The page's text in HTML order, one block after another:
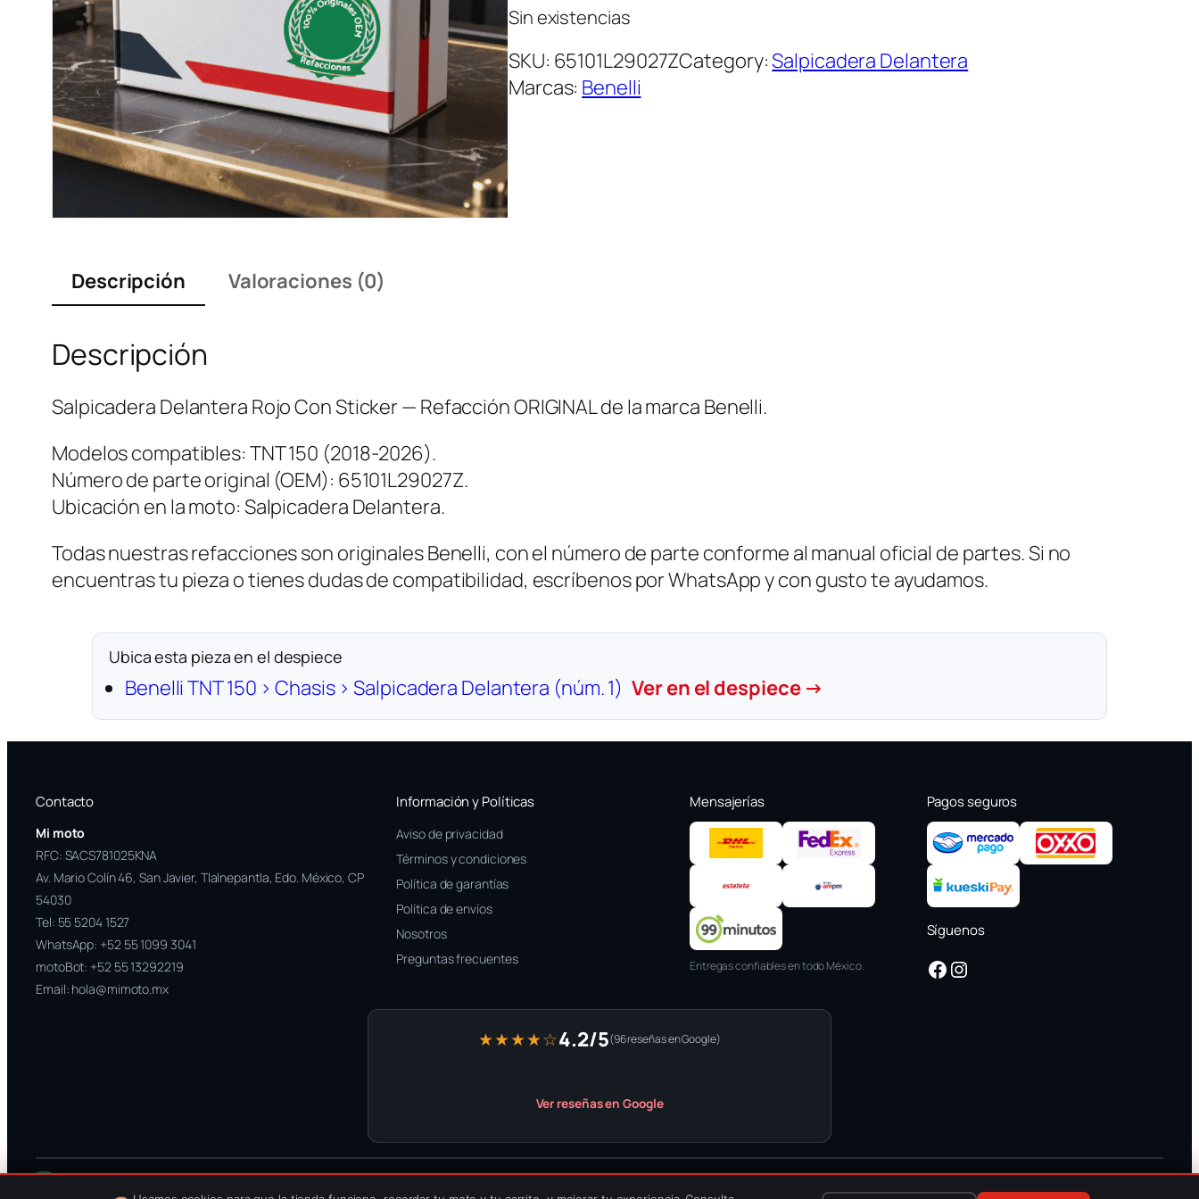
Sin existencias
SKU: 65101L29027ZCategory:Salpicadera Delantera
Marcas: Benelli
Descripción Valoraciones (0)
Descripción
Salpicadera Delantera Rojo Con Sticker — Refacción ORIGINAL de la marca Benelli.
Modelos compatibles: TNT 150 (2018-2026).
Número de parte original (OEM): 65101L29027Z.
Ubicación en la moto: Salpicadera Delantera.
Todas nuestras refacciones son originales Benelli, con el número de parte conforme al manual oficial de partes. Si no
encuentras tu pieza o tienes dudas de compatibilidad, escríbenos por WhatsApp y con gusto te ayudamos.
Ubica esta pieza en el despiece
Benelli TNT 150 › Chasis › Salpicadera Delantera (núm. 1) Ver en el despiece →
Contacto
Mi moto
RFC: SACS781025KNA
Av. Mario Colín 46, San Javier, Tlalnepantla, Edo. México, CP
54030
Tel: 55 5204 1527
WhatsApp: +52 55 1099 3041
motoBot: +52 55 13292219
Email: hola@mimoto.mx
Información y Políticas
Aviso de privacidad
Términos y condiciones
Política de garantías
Política de envíos
Nosotros
Preguntas frecuentes
Mensajerías
Entregas confiables en todo México.
Pagos seguros
Síguenos
Facebook Instagram
★★★★☆4.2/5(96 reseñas en Google)
Ver reseñas en Google
Aviso de privacidad · Garantías · Envíos Términos· Nosotros · Precios actualizados: 04_Agosto_2026· Mi moto © 2026